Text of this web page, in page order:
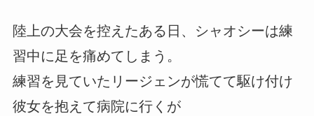
陸上の大会を控えたある日、シャオシーは練
習中に足を痛めてしまう。
練習を見ていたリージェンが慌てて駆け付け
彼女を抱えて病院に行くが